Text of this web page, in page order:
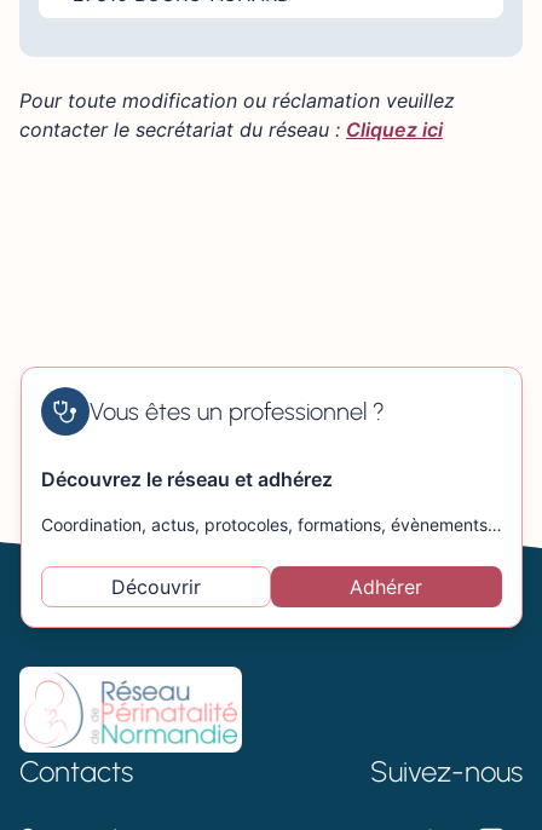
Pour toute modification ou réclamation veuillez
contacter le secrétariat du réseau : Cliquez ici
Vous êtes un professionnel ?
Découvrez le réseau et adhérez
Coordination, actus, protocoles, formations, évènements…
Découvrir Adhérer
Contacts Suivez-nous